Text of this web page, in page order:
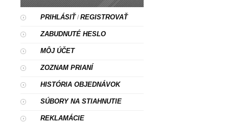
PRIHLÁSIŤ/REGISTROVAŤ
ZABUDNUTÉ HESLO
MÔJ ÚČET
ZOZNAM PRIANÍ
HISTÓRIA OBJEDNÁVOK
SÚBORY NA STIAHNUTIE
REKLAMÁCIE